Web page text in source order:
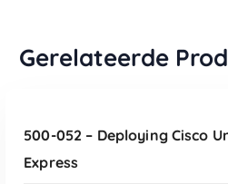
Gerelateerde
500-052 – Deploying Cisco
Express